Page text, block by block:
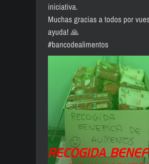
iniciativa.
Muchas gracias a todos por
ayuda! 🙏
#bancodealimentos